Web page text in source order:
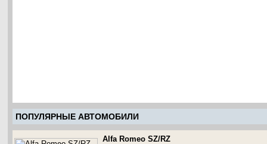
ПОПУЛЯРНЫЕ АВТОМОБИЛИ
Alfa Romeo SZ/RZ